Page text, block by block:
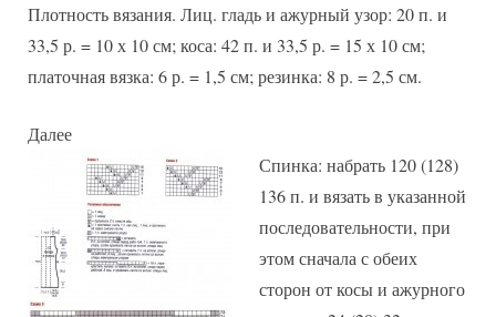
Плотность вязания. Лиц. гладь и ажурный узор: 20 п. и
33,5 р. = 10 х 10 см; коса: 42 п. и 33,5 р. = 15 х 10 см;
платочная вязка: 6 р. = 1,5 см; резинка: 8 р. = 2,5 см.
Далее
Спинка: набрать 120 (128)
136 п. и вязать в указанной
последовательности, при
этом сначала с обеих
сторон от косы и ажурного